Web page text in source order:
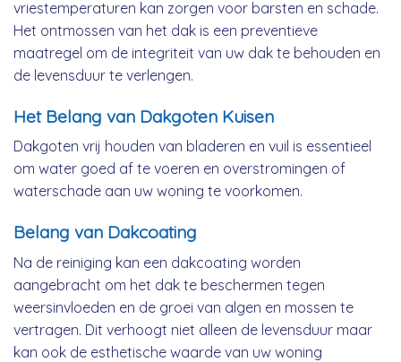
vriestemperaturen kan zorgen voor barsten en schade.
Het ontmossen van het dak is een preventieve
maatregel om de integriteit van uw dak te behouden en
de levensduur te verlengen.
Het Belang van Dakgoten Kuisen
Dakgoten vrij houden van bladeren en vuil is essentieel
om water goed af te voeren en overstromingen of
waterschade aan uw woning te voorkomen.
Belang van Dakcoating
Na de reiniging kan een dakcoating worden
aangebracht om het dak te beschermen tegen
weersinvloeden en de groei van algen en mossen te
vertragen. Dit verhoogt niet alleen de levensduur maar
kan ook de esthetische waarde van uw woning